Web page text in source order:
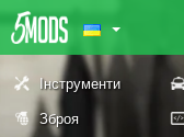
Інструменти
Зброя